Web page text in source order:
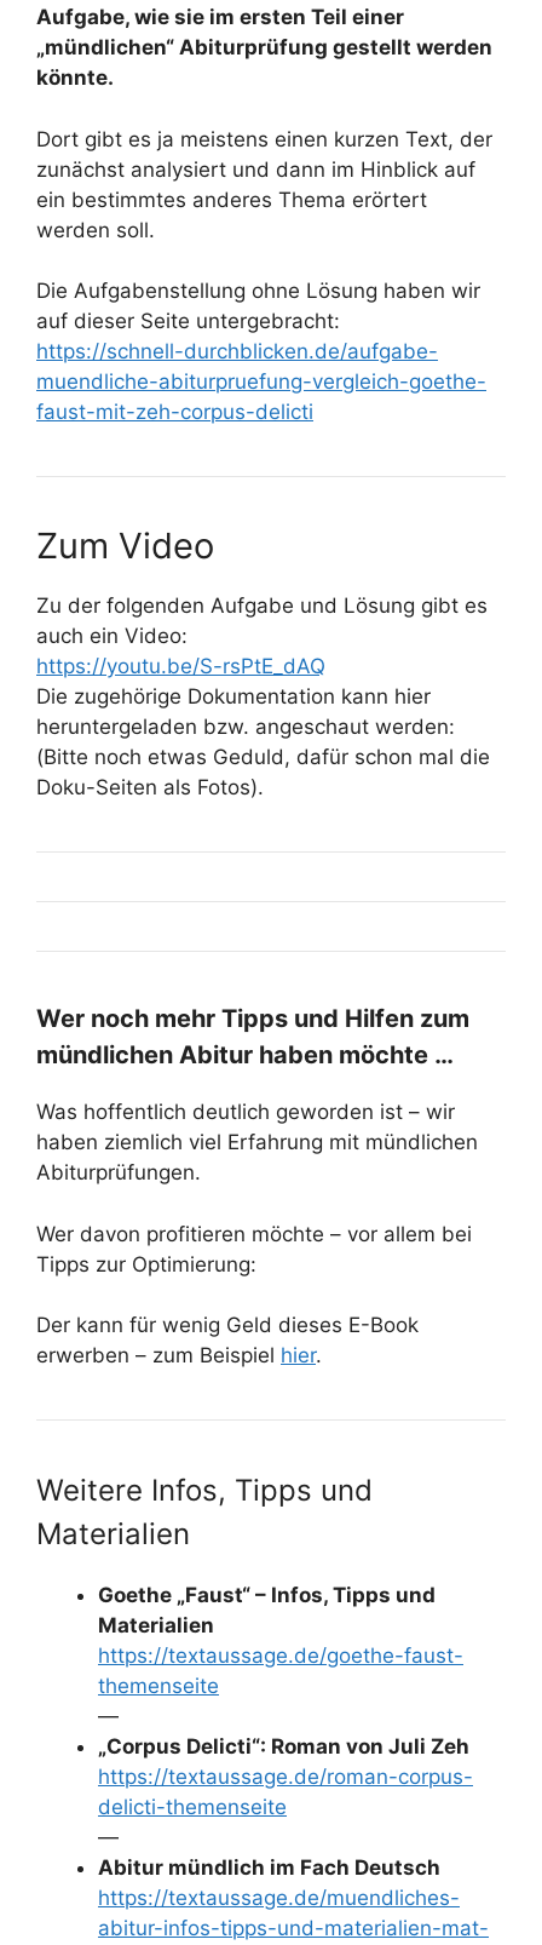
Aufgabe, wie sie im ersten Teil einer
„mündlichen“ Abiturprüfung gestellt werden
könnte.
Dort gibt es ja meistens einen kurzen Text, der
zunächst analysiert und dann im Hinblick auf
ein bestimmtes anderes Thema erörtert
werden soll.
Die Aufgabenstellung ohne Lösung haben wir
auf dieser Seite untergebracht:
https://schnell-durchblicken.de/aufgabe-
muendliche-abiturpruefung-vergleich-goethe-
faust-mit-zeh-corpus-delicti
Zum Video
Zu der folgenden Aufgabe und Lösung gibt es
auch ein Video:
https://youtu.be/S-rsPtE_dAQ
Die zugehörige Dokumentation kann hier
heruntergeladen bzw. angeschaut werden:
(Bitte noch etwas Geduld, dafür schon mal die
Doku-Seiten als Fotos).
Wer noch mehr Tipps und Hilfen zum
mündlichen Abitur haben möchte …
Was hoffentlich deutlich geworden ist – wir
haben ziemlich viel Erfahrung mit mündlichen
Abiturprüfungen.
Wer davon profitieren möchte – vor allem bei
Tipps zur Optimierung:
Der kann für wenig Geld dieses E-Book
erwerben – zum Beispiel hier.
Weitere Infos, Tipps und
Materialien
Goethe „Faust“ – Infos, Tipps und
Materialien
https://textaussage.de/goethe-faust-
themenseite
—
„Corpus Delicti“: Roman von Juli Zeh
https://textaussage.de/roman-corpus-
delicti-themenseite
—
Abitur mündlich im Fach Deutsch
https://textaussage.de/muendliches-
abitur-infos-tipps-und-materialien-mat-